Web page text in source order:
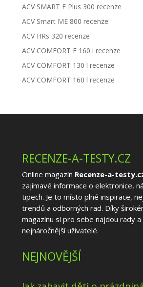
ACV SMART E Plus 300 recenze
ACV Smart ME 800 recenze
ACV HRs 320 recenze
ACV COMFORT E 160 l recenze
ACV COMFORT 130 l recenze
ACV COMFORT 160 l recenze
RECENZE-A-TESTY.CZ
Online magazín Recenze-a-
zajímavé informace o elektronice,
tipech. Je to místo plné inspirace,
trendů a odborných rad. Díky
magazínu si pro sebe najdou rady
nejnáročnější uživatelé.
NEJNOVĚJŠÍ